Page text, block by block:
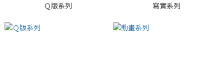
Ｑ版系列 寫實系列